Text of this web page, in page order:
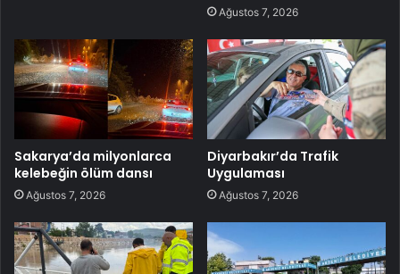
Ağustos 7, 2026
Sakarya’da milyonlarca
kelebeğin ölüm dansı
Ağustos 7, 2026
Diyarbakır’da Trafik
Uygulaması
Ağustos 7, 2026